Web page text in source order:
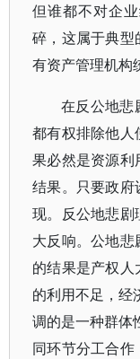
但谁都不对企
碎，这属于典型
有资产管理机构
在反公地悲
都有权排除他
果必然是资源利
结果。只要政府
现。反公地悲剧
大反响。公地
的结果是产权
的利用不足，经
调的是一种群体
同环节分工合